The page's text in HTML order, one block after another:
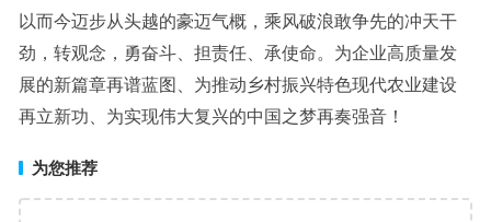
以而今迈步从头越的豪迈气概，乘风破浪敢争先的冲天干
劲，转观念，勇奋斗、担责任、承使命。为企业高质量发
展的新篇章再谱蓝图、为推动乡村振兴特色现代农业建设
再立新功、为实现伟大复兴的中国之梦再奏强音！
为您推荐